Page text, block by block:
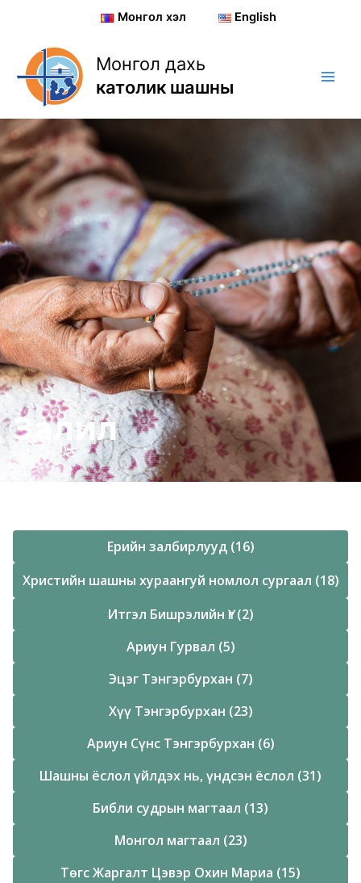
content
Монгол хэл English
Монгол дахь
католик шашны
Залил
Ерийн залбирлууд (16)
Христийн шашны хураангуй номлол сургаал (18)
Итгэл Бишрэлийн Үг (2)
Ариун Гурвал (5)
Эцэг Тэнгэрбурхан (7)
Хүү Тэнгэрбурхан (23)
Ариун Сүнс Тэнгэрбурхан (6)
Шашны ёслол үйлдэх нь, үндсэн ёслол (31)
Библи судрын магтаал (13)
Монгол магтаал (23)
Төгс Жаргалт Цэвэр Охин Мариа (15)